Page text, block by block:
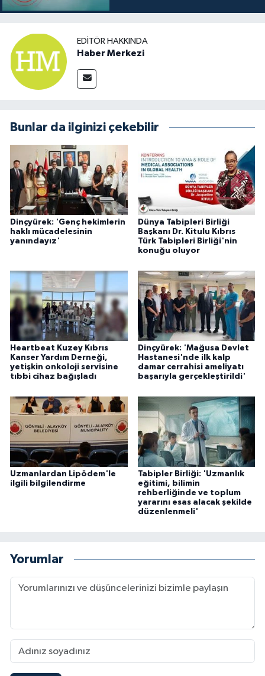
EDITÖR HAKKINDA
Haber Merkezi
Bunlar da ilginizi çekebilir
Dinçyürek: 'Genç hekimlerin
haklı mücadelesinin
yanındayız'
Dünya Tabipleri Birliği
Başkanı Dr. Kitulu Kıbrıs
Türk Tabipleri Birliği'nin
konuğu oluyor
Heartbeat Kuzey Kıbrıs
Kanser Yardım Derneği,
yetişkin onkoloji servisine
tıbbi cihaz bağışladı
Dinçyürek: 'Mağusa Devlet
Hastanesi'nde ilk kalp
damar cerrahisi ameliyatı
başarıyla gerçekleştirildi'
Uzmanlardan Lipödem'le
ilgili bilgilendirme
Tabipler Birliği: 'Uzmanlık
eğitimi, bilimin
rehberliğinde ve toplum
yararını esas alacak şekilde
düzenlenmeli'
Yorumlar